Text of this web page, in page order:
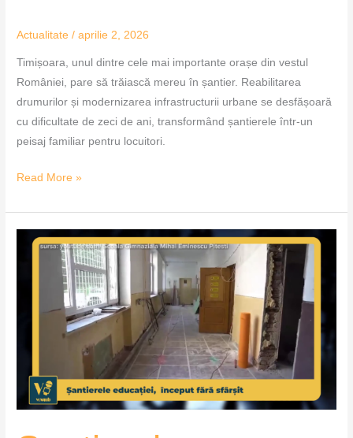
Actualitate /aprilie 2, 2026
Timișoara, unul dintre cele mai importante orașe din vestul
României, pare să trăiască mereu în șantier. Reabilitarea
drumurilor și modernizarea infrastructurii urbane se desfășoară
cu dificultate de zeci de ani, transformând șantierele într-un
peisaj familiar pentru locuitori.
Read More »
Șantierele
educației,